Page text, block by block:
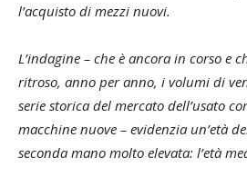
l’acquisto di mezzi nuovi.
L’indagine – che è ancora in corso e
ritroso, anno per anno, i volumi di
serie storica del mercato dell’usato
macchine nuove – evidenzia un’età
seconda mano molto elevata: l’età